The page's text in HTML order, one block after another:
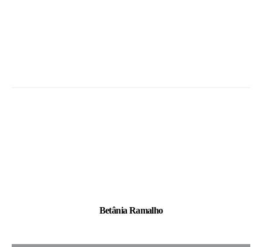
Betânia Ramalho